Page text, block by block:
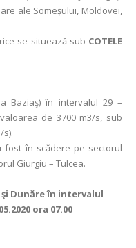
ale Someșului, Moldovei,
se situează sub COTELE
Baziaş) în intervalul 29 –
de 3700 m3/s, sub
s).
în scădere pe sectorul
Giurgiu – Tulcea.
Dunăre în intervalul
ora 07.00